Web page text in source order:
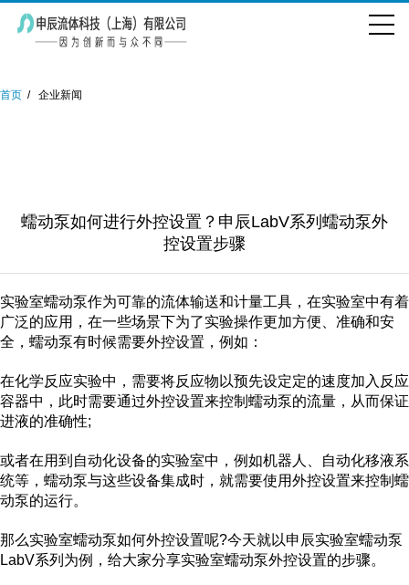
首页 企业新闻
蠕动泵如何进行外控设置？申辰LabV系列蠕动泵外
控设置步骤
实验室蠕动泵作为可靠的流体输送和计量工具，在实验室中有着
广泛的应用，在一些场景下为了实验操作更加方便、准确和安
全，蠕动泵有时候需要外控设置，例如：
在化学反应实验中，需要将反应物以预先设定定的速度加入反应
容器中，此时需要通过外控设置来控制蠕动泵的流量，从而保证
进液的准确性;
或者在用到自动化设备的实验室中，例如机器人、自动化移液系
统等，蠕动泵与这些设备集成时，就需要使用外控设置来控制蠕
动泵的运行。
那么实验室蠕动泵如何外控设置呢?今天就以申辰实验室蠕动泵
LabV系列为例，给大家分享实验室蠕动泵外控设置的步骤。